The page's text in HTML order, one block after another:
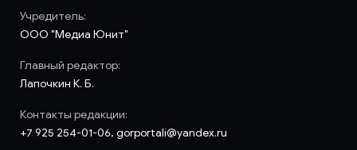
Учредитель:
ООО "Медиа Юнит"
Главный редактор:
Лапочкин К. Б.
Контакты редакции:
+7 925 254-01-06, gorportali@yandex.ru